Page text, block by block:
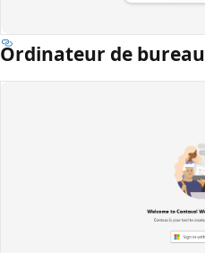
Ordinateur de bureau